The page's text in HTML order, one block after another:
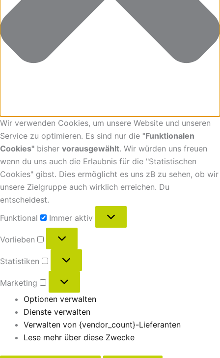
Wir verwenden Cookies, um unsere Website und unseren
Service zu optimieren. Es sind nur die "Funktionalen
Cookies" bisher vorausgewählt. Wir würden uns freuen
wenn du uns auch die Erlaubnis für die "Statistischen
Cookies" gibst. Dies ermöglicht es uns zB zu sehen, ob wir
unsere Zielgruppe auch wirklich erreichen. Du
entscheidest.
Funktional
Immer aktiv
Vorlieben
Statistiken
Marketing
Optionen verwalten
Dienste verwalten
Verwalten von {vendor_count}-Lieferanten
Lese mehr über diese Zwecke